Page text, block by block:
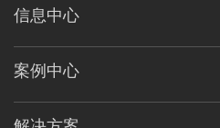
信息中心
案例中心